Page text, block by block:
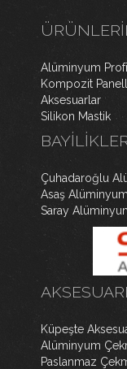
Alüminyum
Kompozit
Aksesuarlar
Silikon Mastik
Çuhadaroğlu
Asaş Alüminyum
Saray
Küpeşte
Alüminyum
Paslanmaz